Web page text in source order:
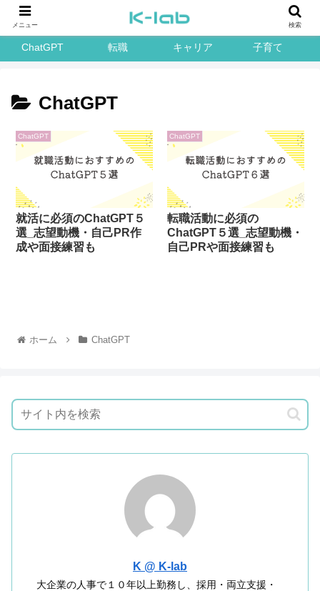
ChatGPT 転職 キャリア 子育て
ChatGPT
ChatGPT
就活に必須のChatGPT５
選_志望動機・自己PR作
成や面接練習も
ChatGPT
転職活動に必須の
ChatGPT５選_志望動機・
自己PRや面接練習も
ホーム ChatGPT
K @ K-lab
大企業の人事で１０年以上勤務し、採用・両立支援・
メニュー 検索